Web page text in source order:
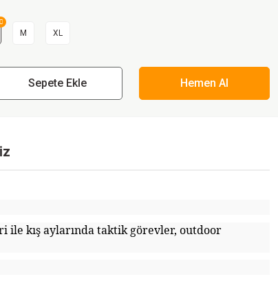
M XL
Sepete Ekle Hemen Al
ile kış aylarında taktik görevler, outdoor